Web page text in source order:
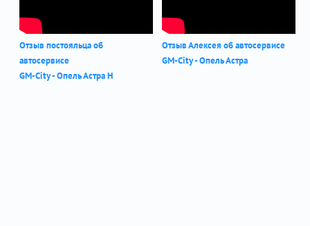
Отзыв постояльца об
автосервисе
GM-City - Опель Астра Н
Отзыв Алексея об автосервисе
GM-City - Опель Астра